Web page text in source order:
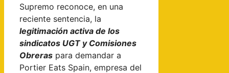
Supremo reconoce, en una
reciente sentencia, la
legitimación activa de los
sindicatos UGT y Comisiones
Obreras para demandar a
Portier Eats Spain, empresa del